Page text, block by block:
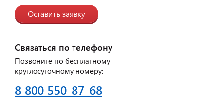
Оставить заявку
Связаться по телефону
Позвоните по бесплатному
круглосуточному номеру:
8 800 550-87-68